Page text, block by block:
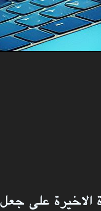
على جعل